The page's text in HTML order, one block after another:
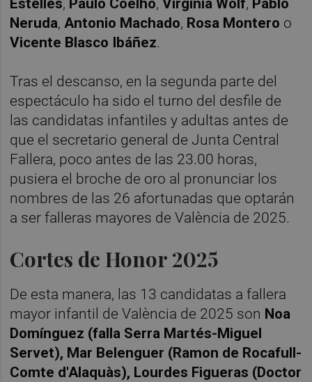
Estellés, Paulo Coelho,Virginia Wolf, Pablo
Neruda,Antonio Machado, Rosa Montero o
Vicente Blasco Ibáñez.
Tras el descanso, en la segunda parte del
espectáculo ha sido el turno del desfile de
las candidatas infantiles y adultas antes de
que el secretario general de Junta Central
Fallera, poco antes de las 23.00 horas,
pusiera el broche de oro al pronunciar los
nombres de las 26 afortunadas que optarán
a ser falleras mayores de València de 2025.
Cortes de Honor 2025
De esta manera, las 13 candidatas a fallera
mayor infantil de València de 2025 son Noa
Domínguez (falla Serra Martés-Miguel
Servet), Mar Belenguer (Ramon de Rocafull-
Comte d'Alaquàs), Lourdes Figueras (Doctor